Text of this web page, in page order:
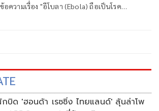
อความเรื่อง "อีโบลา (Ebola) ถือเป็นโรค
บิด 'ฮอนด้า เรซซิ่ง ไทยแลนด์' ลุ้นล่าโพ